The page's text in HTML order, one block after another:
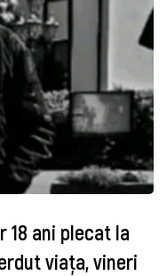
18 ani plecat la
viaţa, vineri